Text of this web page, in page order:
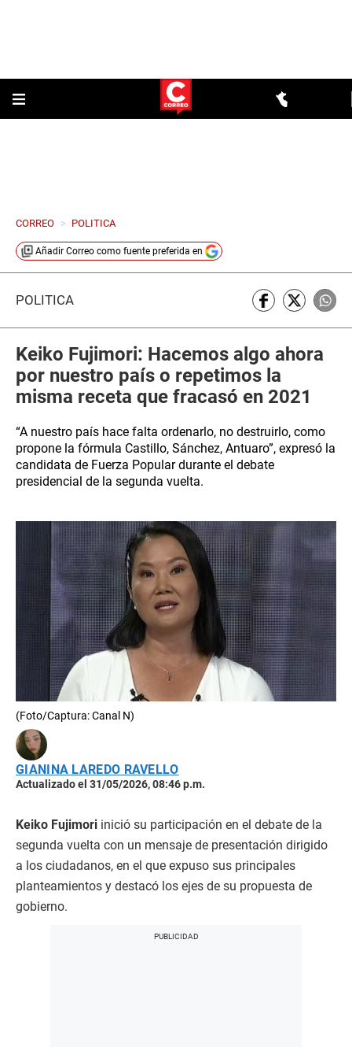
CORREO > POLITICA
Añadir Correo como fuente preferida en
POLÍTICA
Keiko Fujimori: Hacemos algo ahora
por nuestro país o repetimos la
misma receta que fracasó en 2021
“A nuestro país hace falta ordenarlo, no destruirlo, como
propone la fórmula Castillo, Sánchez, Antuaro”, expresó la
candidata de Fuerza Popular durante el debate
presidencial de la segunda vuelta.
(Foto/Captura: Canal N)
GIANINA LAREDO RAVELLO
Actualizado el 31/05/2026, 08:46 p.m.
Keiko Fujimori inició su participación en el debate de la
segunda vuelta con un mensaje de presentación dirigido
a los ciudadanos, en el que expuso sus principales
planteamientos y destacó los ejes de su propuesta de
gobierno.